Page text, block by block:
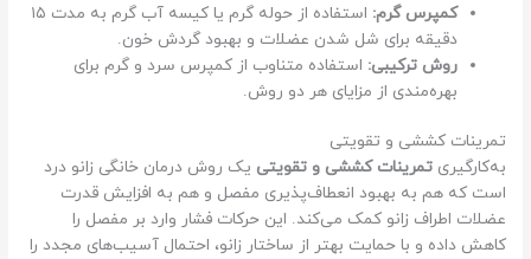
کمپرس گرم:
استفاده از حوله گرم یا کیسه آب گرم به مدت ۱۵
دقیقه برای شل شدن عضلات و بهبود گردش خون.
روش ترکیبی: استفاده متناوب از کمپرس سرد و گرم برای
بهره‌مندی از مزایای هر دو روش.
تمرینات کششی و تقویتی
به‌کارگیریتمرینات کششی و تقویتی یک روش درمان خانگی زانو درد
است که هم به بهبود انعطاف‌پذیری مفصل و هم به افزایش قدرت
عضلات اطراف زانو کمک می‌کند. این حرکات فشار وارد بر مفصل را
کاهش داده و با حمایت بهتر از ساختار زانو، احتمال آسیب‌های مجدد را